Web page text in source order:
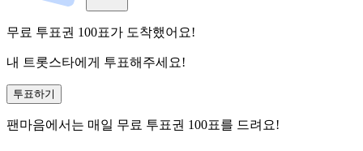
무료 투표권 100표가 도착했어요!
내 트롯스타에게 투표해주세요!
투표하기
팬마음에서는 매일 무료 투표권 100표를 드려요!